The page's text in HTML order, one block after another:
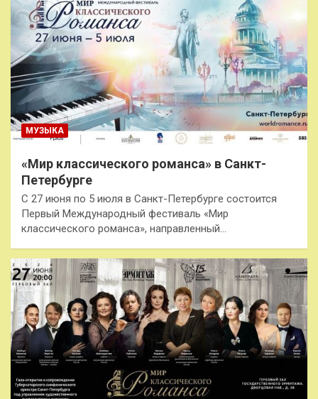
МУЗЫКА
«Мир классического романса» в Санкт-
Петербурге
С 27 июня по 5 июля в Санкт-Петербурге состоится
Первый Международный фестиваль «Мир
классического романса», направленный…